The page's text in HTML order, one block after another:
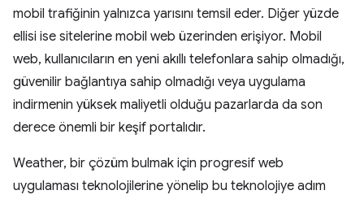
mobil trafiğinin yalnızca yarısını temsil eder. Diğer yüzde
ellisi ise sitelerine mobil web üzerinden erişiyor. Mobil
web, kullanıcıların en yeni akıllı telefonlara sahip olmadığı,
güvenilir bağlantıya sahip olmadığı veya uygulama
indirmenin yüksek maliyetli olduğu pazarlarda da son
derece önemli bir keşif portalıdır.
Weather, bir çözüm bulmak için progresif web
uygulaması teknolojilerine yönelip bu teknolojiye adım